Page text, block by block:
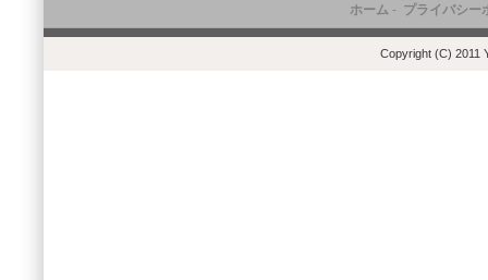
ホーム- プライバシー
Copyright (C) 2011